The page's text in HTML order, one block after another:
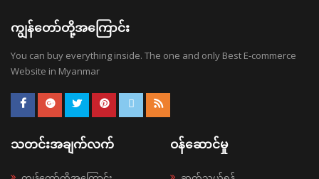
ကျွန်တော်တို့အကြောင်း
You can buy everything inside. The one and only Best E-commerce
Website in Myanmar
သတင်းအချက်လက် ဝန်ဆောင်မှု